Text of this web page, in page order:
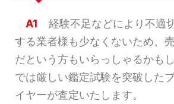
A1 経験不足などにより不適
する業者様も少なくないため、
だという方もいらっしゃるかも
では厳しい鑑定試験を突破した
イヤーが査定いたします。